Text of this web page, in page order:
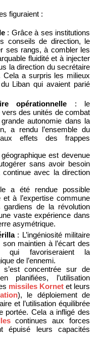
figuraient :
: Grâce à ses institutions
conseils de direction, le
ses rangs, à combler les
fluidité et à injecter
la direction du secrétaire
Cela a surpris les milieux
Liban qui avaient parié
opérationnelle : le
des unités de combat
autonomie dans la
a rendu l’ensemble du
effets des frappes
est devenue
sans avoir besoin
continue avec la direction
a été rendue possible
à l’expertise commune
de la révolution
vaste expérience dans
asymétrique.
: L’ingéniosité militaire
maintien à l’écart des
qui favoriseraient la
de l’ennemi.
concentrée sur de
planifiées, l’utilisation
missiles Kornet et leurs
), le déploiement de
et l’utilisation équilibrée
portée. Cela a infligé des
continues aux forces
épuisé leurs capacités